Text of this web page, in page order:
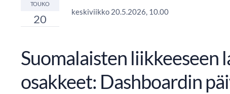
TOUKO
20
keskiviikko 20.5.2026, 10.00
Suomalaisten liikkeeseen
osakkeet: Dashboardin